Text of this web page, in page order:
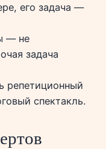
его задача —
— не
задача
репетиционный
спектакль.